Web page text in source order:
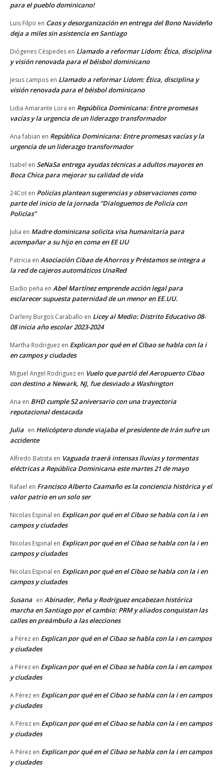
para el pueblo dominicano!
Luis Filpo en Caos y desorganización en entrega del Bono Navideño
deja a miles sin asistencia en Santiago
Diógenes Céspedes en Llamado a reformar Lidom: Ética, disciplina
y visión renovada para el béisbol dominicano
Jesus campos en Llamado a reformar Lidom: Ética, disciplina y
visión renovada para el béisbol dominicano
Lidia Amarante Lora en República Dominicana: Entre promesas
vacías y la urgencia de un liderazgo transformador
Ana fabian en República Dominicana: Entre promesas vacías y la
urgencia de un liderazgo transformador
Isabel en SeNaSa entrega ayudas técnicas a adultos mayores en
Boca Chica para mejorar su calidad de vida
24Cot en Policías plantean sugerencias y observaciones como
parte del inicio de la jornada “Dialoguemos de Policía con
Policías”
Julia en Madre dominicana solicita visa humanitaria para
acompañar a su hijo en coma en EE UU
Patricia en Asociación Cibao de Ahorros y Préstamos se integra a
la red de cajeros automáticos UnaRed
Eladio peña en Abel Martínez emprende acción legal para
esclarecer supuesta paternidad de un menor en EE.UU.
Darleny Burgos Caraballo en Licey al Medio: Distrito Educativo 08-
08 inicia año escolar 2023-2024
Martha Rodriguez en Explican por qué en el Cibao se habla con la i
en campos y ciudades
Miguel Angel Rodriguez en Vuelo que partió del Aeropuerto Cibao
con destino a Newark, NJ, fue desviado a Washington
Ana en BHD cumple 52 aniversario con una trayectoria
reputacional destacada
Julia en Helicóptero donde viajaba el presidente de Irán sufre un
accidente
Alfredo Batista en Vaguada traerá intensas lluvias y tormentas
eléctricas a República Dominicana este martes 21 de mayo
Rafael en Francisco Alberto Caamaño es la conciencia histórica y el
valor patrio en un solo ser
Nicolas Espinal en Explican por qué en el Cibao se habla con la i en
campos y ciudades
Nicolas Espinal en Explican por qué en el Cibao se habla con la i en
campos y ciudades
Nicolas Espinal en Explican por qué en el Cibao se habla con la i en
campos y ciudades
Susana en Abinader, Peña y Rodríguez encabezan histórica
marcha en Santiago por el cambio: PRM y aliados conquistan las
calles en preámbulo a las elecciones
a Pérez en Explican por qué en el Cibao se habla con la i en campos
y ciudades
a Pérez en Explican por qué en el Cibao se habla con la i en campos
y ciudades
A Pérez en Explican por qué en el Cibao se habla con la i en campos
y ciudades
A Pérez en Explican por qué en el Cibao se habla con la i en campos
y ciudades
A Pérez en Explican por qué en el Cibao se habla con la i en campos
y ciudades